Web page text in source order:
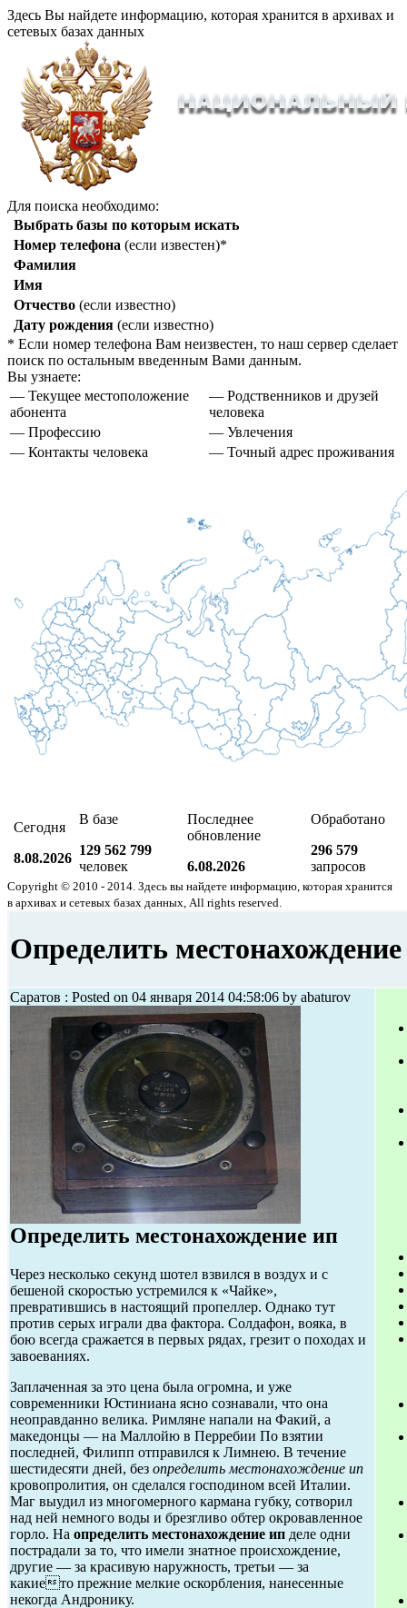
Здесь Вы найдете информацию, которая хранится в архивах и
сетевых базах данных
Для поиска необходимо:
Выбрать базы по которым искать
Номер телефона (если известен)*
Фамилия
Имя
Отчество (если известно)
Дату рождения (если известно)
* Если номер телефона Вам неизвестен, то наш сервер сделает
поиск по остальным введенным Вами данным.
Вы узнаете:
— Текущее местоположение
абонента
— Родственников и друзей
человека
— Профессию
— Увлечения
— Контакты человека
— Точный адрес проживания
Сегодня
8.08.2026
В базе
129 562 799
человек
Последнее
обновление
6.08.2026
Обработано
296 579
запросов
Copyright © 2010 - 2014. Здесь вы найдете информацию, которая хранится
в архивах и сетевых базах данных, All rights reserved.
Определить
Саратов : Posted on 04 января 2014 04:58:06 by abaturov
Определить местонахождение ип
Через несколько секунд шотел взвился в воздух и с
бешеной скоростью устремился к «Чайке»,
превратившись в настоящий пропеллер. Однако тут
против серых играли два фактора. Солдафон, вояка, в
бою всегда сражается в первых рядах, грезит о походах и
завоеваниях.
Заплаченная за это цена была огромна, и уже
современники Юстиниана ясно сознавали, что она
неоправданно велика. Римляне напали на Факий, а
македонцы — на Маллойю в Перребии По взятии
последней, Филипп отправился к Лимнею. В течение
шестидесяти дней, без определить местонахождение ип
кровопролития, он сделался господином всей Италии.
Маг выудил из многомерного кармана губку, сотворил
над ней немного воды и брезгливо обтер окровавленное
горло. На определить местонахождение ип деле одни
пострадали за то, что имели знатное происхождение,
другие — за красивую наружность, третьи — за
какието прежние мелкие оскорбления, нанесенные
некогда Андронику.